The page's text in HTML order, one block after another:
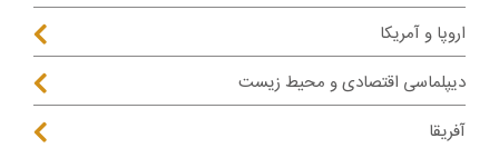
اروپا و آمریکا
دیپلماسی اقتصادی و محیط زیست
آفریقا